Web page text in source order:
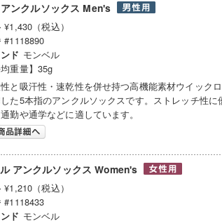
ンクルソックス Men's
¥1,430（税込）
#1118890
ド モンベル
均重量】35g
と吸汗性・速乾性を併せ持つ高機能素材ウイック
た5本指のアンクルソックスです。ストレッチ性に
勤や通学などに適しています。
アンクルソックス Women's
¥1,210（税込）
#1118433
ド モンベル